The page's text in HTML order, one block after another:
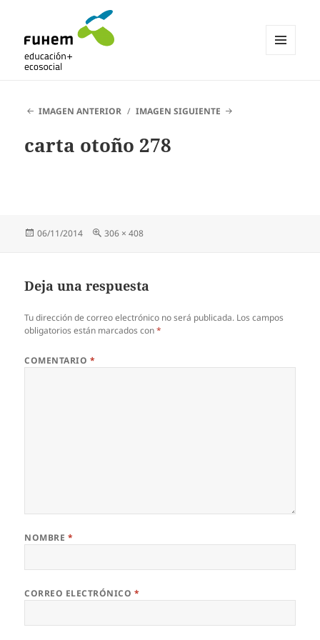
IMAGEN ANTERIOR IMAGEN SIGUIENTE
carta otoño 278
Publicado
06/11/2014
Tamaño
306 × 408
Deja una respuesta
Tu dirección de correo electrónico no será publicada. Los campos
obligatorios están marcados con*
COMENTARIO *
NOMBRE *
CORREO ELECTRÓNICO *